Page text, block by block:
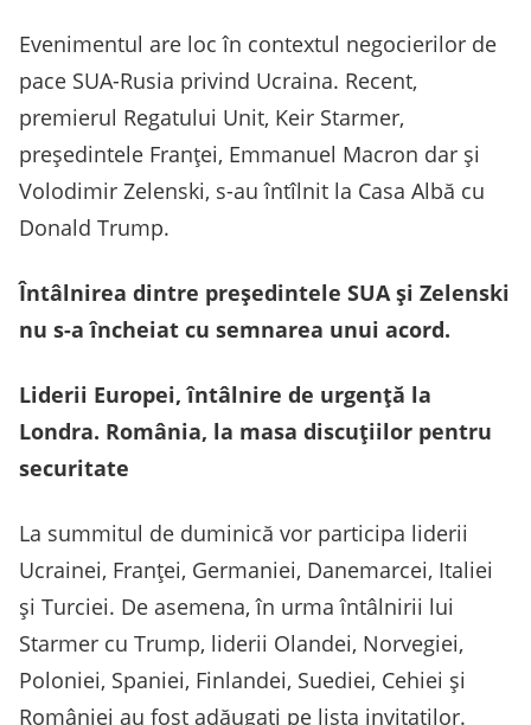
Evenimentul are loc în contextul negocierilor de
pace SUA-Rusia privind Ucraina. Recent,
premierul Regatului Unit, Keir Starmer,
președintele Franței, Emmanuel Macron dar și
Volodimir Zelenski, s-au întîlnit la Casa Albă cu
Donald Trump.
Întâlnirea dintre președintele SUA și Zelenski
nu s-a încheiat cu semnarea unui acord.
Liderii Europei, întâlnire de urgență la
Londra. România, la masa discuțiilor pentru
securitate
La summitul de duminică vor participa liderii
Ucrainei, Franței, Germaniei, Danemarcei, Italiei
și Turciei. De asemena, în urma întâlnirii lui
Starmer cu Trump, liderii Olandei, Norvegiei,
Poloniei, Spaniei, Finlandei, Suediei, Cehiei și
României au fost adăugați pe lista invitaților.